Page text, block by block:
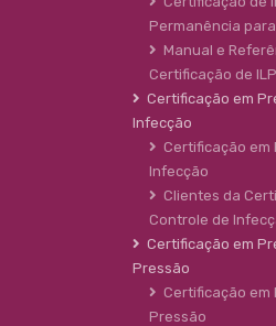
Permanência
Manual e
Certificação de
Certificação em
Infecção
Certificação em
Infecção
Clientes da
Controle de
Certificação em
Pressão
Certificação em
Pressão